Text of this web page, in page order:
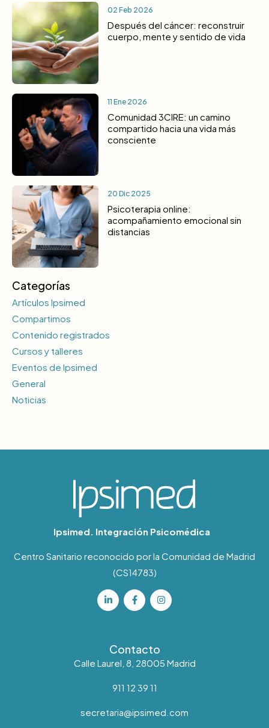
02 Feb 2026
Después del cáncer: reconstruir
cuerpo, mente y sentido de vida
11 Ene 2026
Comunidad 3CIRE: un camino
compartido hacia una vida más
consciente
20 Dic 2025
Psicoterapia online:
acompañamiento emocional sin
distancias
Categorías
Artículos Ipsimed
Compartimos
Contenido registrados
Cursos y talleres
Eventos de Ipsimed
General
Noticias
Ipsimed. Integración Psicomédica
Centro Sanitario reconocido por la Comunidad de Madrid
(CS14783)
Contacto
Calle Laurel, 8, 28005 Madrid
911 12 39 11
secretaria@ipsimed.com